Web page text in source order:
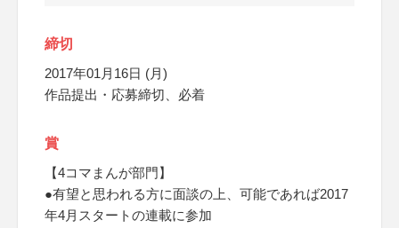
締切
2017年01月16日 (月)
作品提出・応募締切、必着
賞
【4コマまんが部門】
●有望と思われる方に面談の上、可能であれば2017
年4月スタートの連載に参加